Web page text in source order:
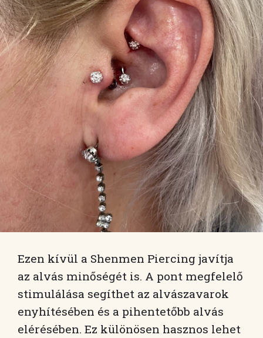
Ezen kívül a Shenmen Piercing javítja
az alvás minőségét is. A pont megfelelő
stimulálása segíthet az alvászavarok
enyhítésében és a pihentetőbb alvás
elérésében. Ez különösen hasznos lehet